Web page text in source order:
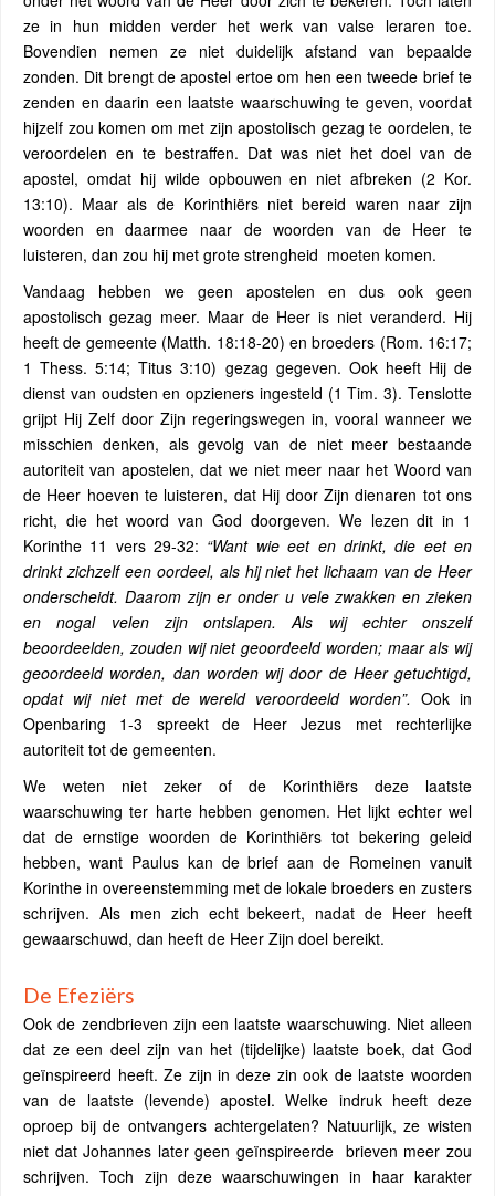
ze in hun midden verder het werk van valse leraren toe.
Bovendien nemen ze niet duidelijk afstand van bepaalde
zonden. Dit brengt de apostel ertoe om hen een tweede brief te
zenden en daarin een laatste waarschuwing te geven, voordat
hijzelf zou komen om met zijn apostolisch gezag te oordelen, te
veroordelen en te bestraffen. Dat was niet het doel van de
apostel, omdat hij wilde opbouwen en niet afbreken (2 Kor.
13:10). Maar als de Korinthiërs niet bereid waren naar zijn
woorden en daarmee naar de woorden van de Heer te
luisteren, dan zou hij met grote strengheid moeten komen.
Vandaag hebben we geen apostelen en dus ook geen
apostolisch gezag meer. Maar de Heer is niet veranderd. Hij
heeft de gemeente (Matth. 18:18-20) en broeders (Rom. 16:17;
1 Thess. 5:14; Titus 3:10) gezag gegeven. Ook heeft Hij de
dienst van oudsten en opzieners ingesteld (1 Tim. 3). Tenslotte
grijpt Hij Zelf door Zijn regeringswegen in, vooral wanneer we
misschien denken, als gevolg van de niet meer bestaande
autoriteit van apostelen, dat we niet meer naar het Woord van
de Heer hoeven te luisteren, dat Hij door Zijn dienaren tot ons
richt, die het woord van God doorgeven. We lezen dit in 1
Korinthe 11 vers 29-32: “Want wie eet en drinkt, die eet en
drinkt zichzelf een oordeel, als hij niet het lichaam van de Heer
onderscheidt. Daarom zijn er onder u vele zwakken en zieken
en nogal velen zijn ontslapen. Als wij echter onszelf
beoordeelden, zouden wij niet geoordeeld worden; maar als wij
geoordeeld worden, dan worden wij door de Heer getuchtigd,
opdat wij niet met de wereld veroordeeld worden”. Ook in
Openbaring 1-3 spreekt de Heer Jezus met rechterlijke
autoriteit tot de gemeenten.
We weten niet zeker of de Korinthiërs deze laatste
waarschuwing ter harte hebben genomen. Het lijkt echter wel
dat de ernstige woorden de Korinthiërs tot bekering geleid
hebben, want Paulus kan de brief aan de Romeinen vanuit
Korinthe in overeenstemming met de lokale broeders en zusters
schrijven. Als men zich echt bekeert, nadat de Heer heeft
gewaarschuwd, dan heeft de Heer Zijn doel bereikt.
De Efeziërs
Ook de zendbrieven zijn een laatste waarschuwing. Niet alleen
dat ze een deel zijn van het (tijdelijke) laatste boek, dat God
geïnspireerd heeft. Ze zijn in deze zin ook de laatste woorden
van de laatste (levende) apostel. Welke indruk heeft deze
oproep bij de ontvangers achtergelaten? Natuurlijk, ze wisten
niet dat Johannes later geen geïnspireerde brieven meer zou
schrijven. Toch zijn deze waarschuwingen in haar karakter